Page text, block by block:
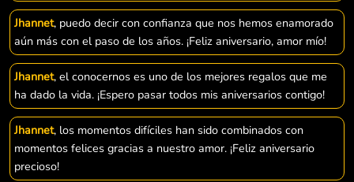
Jhannet, puedo decir con confianza que nos hemos enamorado
aún más con el paso de los años. ¡Feliz aniversario, amor mío!
Jhannet, el conocernos es uno de los mejores regalos que me
ha dado la vida. ¡Espero pasar todos mis aniversarios contigo!
Jhannet, los momentos difíciles han sido combinados con
momentos felices gracias a nuestro amor. ¡Feliz aniversario
precioso!